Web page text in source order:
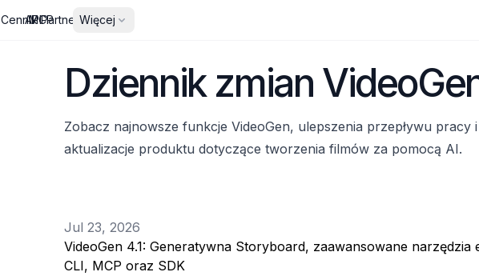
Cennik
API
MCPPartnerzyWięcej
Dziennik zmian
Zobacz najnowsze funkcje VideoGen, ulepszenia przepływu pracy i
aktualizacje produktu dotyczące tworzenia filmów za pomocą AI.
Jul 23, 2026
VideoGen 4.1: Generatywna Storyboard, zaawansowane narzędzia
CLI, MCP oraz SDK